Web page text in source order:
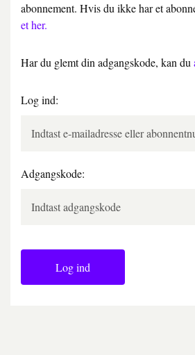
abonnement. Hvis du ikke har et
et her.
Har du glemt din adgangskode, kan du
Log ind:
Adgangskode:
Log ind